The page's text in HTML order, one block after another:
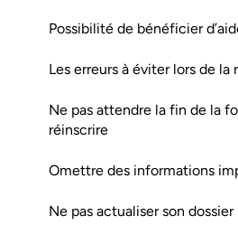
Possibilité de bénéficier
Les erreurs à éviter lors de la
Ne pas attendre la fin de la
réinscrire
Omettre des informations
Ne pas actualiser son